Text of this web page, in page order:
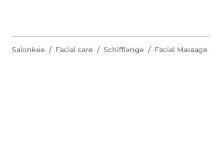
Salonkee Facial care Schifflange Facial Massage